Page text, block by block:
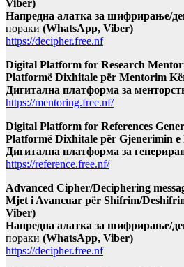
Viber)
Напредна алатка за шифрирање/
пораки (WhatsApp, Viber)
https://decipher.free.nf
Digital Platform for Research
Platformë Dixhitale për Mentorim
Дигитална платформа за
https://mentoring.free.nf/
Digital Platform for References
Platformë Dixhitale për Gjenerimin e
Дигитална платформа за
https://reference.free.nf/
Advanced Cipher/Deciphering
Mjet i Avancuar për Shifrim/
Viber)
Напредна алатка за шифрирање/
пораки (WhatsApp, Viber)
https://decipher.free.nf